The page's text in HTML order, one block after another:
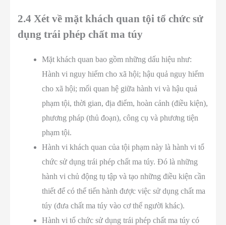
2.4 Xét về mặt khách quan tội tổ chức sử
dụng trái phép chất ma túy
Mặt khách quan bao gồm những dấu hiệu như:
Hành vi nguy hiểm cho xã hội; hậu quả nguy hiểm
cho xã hội; mối quan hệ giữa hành vi và hậu quả
phạm tội, thời gian, địa điểm, hoàn cảnh (điều kiện),
phương pháp (thủ đoạn), công cụ và phương tiện
phạm tội.
Hành vi khách quan của tội phạm này là hành vi tổ
chức sử dụng trái phép chất ma túy. Đó là những
hành vi chủ động tụ tập và tạo những điều kiện cần
thiết để có thể tiến hành được việc sử dụng chất ma
túy (đưa chất ma túy vào cơ thể người khác).
Hành vi tổ chức sử dụng trái phép chất ma túy có